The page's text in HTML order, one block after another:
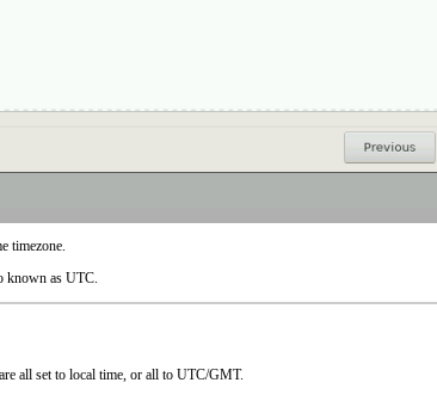
timezone.
known as UTC.
all set to local time, or all to UTC/GMT.